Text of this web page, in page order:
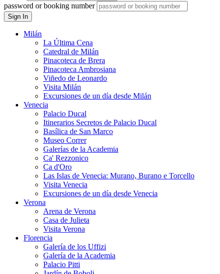
password or booking number
Sign In
Milán
La Última Cena
Catedral de Milán
Pinacoteca de Brera
Pinacoteca Ambrosiana
Viñedo de Leonardo
Visita Milán
Excursiones de un día desde Milán
Venecia
Palacio Ducal
Itinerarios Secretos de Palacio Ducal
Basílica de San Marco
Museo Correr
Galerías de la Academia
Ca' Rezzonico
Ca d'Oro
Las Islas de Venecia: Murano, Burano e Torcello
Visita Venecia
Excursiones de un día desde Venecia
Verona
Arena de Verona
Casa de Julieta
Visita Verona
Florencia
Galería de los Uffizi
Galería de la Academia
Palacio Pitti